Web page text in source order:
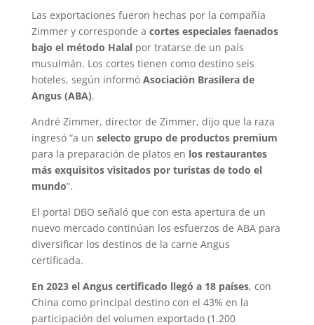
Las exportaciones fueron hechas por la compañía
Zimmer y corresponde a cortes especiales faenados
bajo el método Halalpor tratarse de un país
musulmán. Los cortes tienen como destino seis
hoteles, según informó Asociación Brasilera de
Angus (ABA).
André Zimmer, director de Zimmer, dijo que la raza
ingresó “a un selecto grupo de productos premium
para la preparación de platos en los restaurantes
más exquisitos visitados por turistas de todo el
mundo”.
El portal DBO señaló que con esta apertura de un
nuevo mercado continúan los esfuerzos de ABA para
diversificar los destinos de la carne Angus
certificada.
En 2023 el Angus certificado llegó a 18 países, con
China como principal destino con el 43% en la
participación del volumen exportado (1.200